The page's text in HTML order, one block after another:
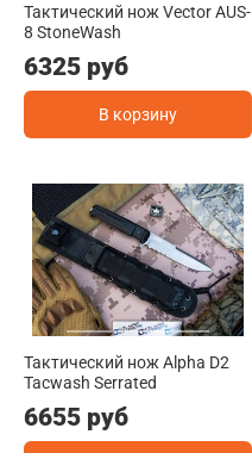
Тактический нож Vector AUS-
8 StoneWash
6325 руб
В корзину
Тактический нож Alpha D2
Tacwash Serrated
6655 руб